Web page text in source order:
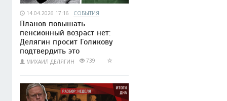
14.04.2026 17:16 СОБЫТИЯ
Планов повышать
пенсионный возраст нет:
Делягин просит Голикову
подтвердить это
МИХАИЛ ДЕЛЯГИН 739